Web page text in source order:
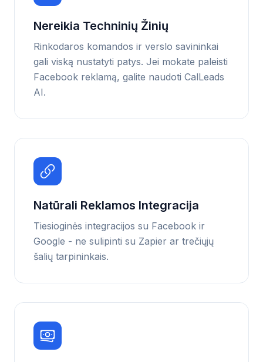
Nereikia Techninių Žinių
Rinkodaros komandos ir verslo savininkai
gali viską nustatyti patys. Jei mokate paleisti
Facebook reklamą, galite naudoti CalLeads
AI.
Natūrali Reklamos Integracija
Tiesioginės integracijos su Facebook ir
Google - ne sulipinti su Zapier ar trečiųjų
šalių tarpininkais.